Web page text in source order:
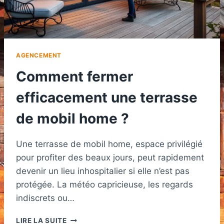
AGENCEMENT
Comment fermer
efficacement une terrasse
de mobil home ?
Une terrasse de mobil home, espace privilégié
pour profiter des beaux jours, peut rapidement
devenir un lieu inhospitalier si elle n’est pas
protégée. La météo capricieuse, les regards
indiscrets ou…
LIRE LA SUITECOMMENT